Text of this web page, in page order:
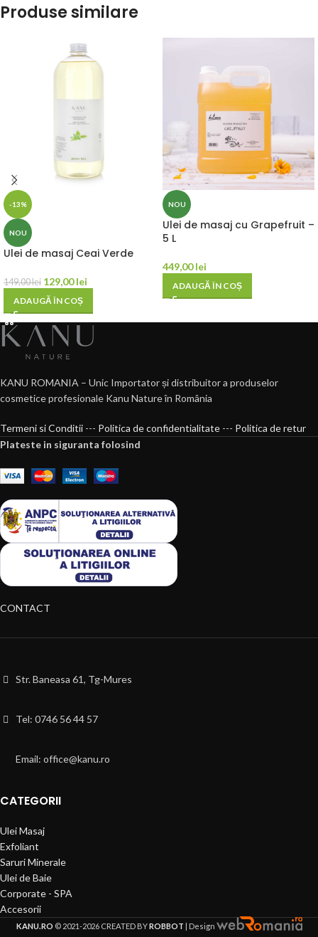
Produse similare
-13%
NOU
Ulei de masaj Ceai Verde
149,00lei 129,00lei
ADAUGĂ ÎN COȘ
NOU
Ulei de masaj cu Grapefruit –
5 L
449,00lei
ADAUGĂ ÎN COȘ
KANU ROMANIA – Unic Importator și distribuitor a produselor
cosmetice profesionale Kanu Nature în România
Termeni si Conditii --- Politica de confidentialitate --- Politica de retur
Plateste in siguranta folosind
CONTACT
Str. Baneasa 61, Tg-Mures
Tel: 0746 56 44 57
Email: office@kanu.ro
CATEGORII
Ulei Masaj
Exfoliant
Saruri Minerale
Ulei de Baie
Corporate - SPA
Accesorii
KANU.RO © 2021-2026 CREATED BYROBBOT | Design